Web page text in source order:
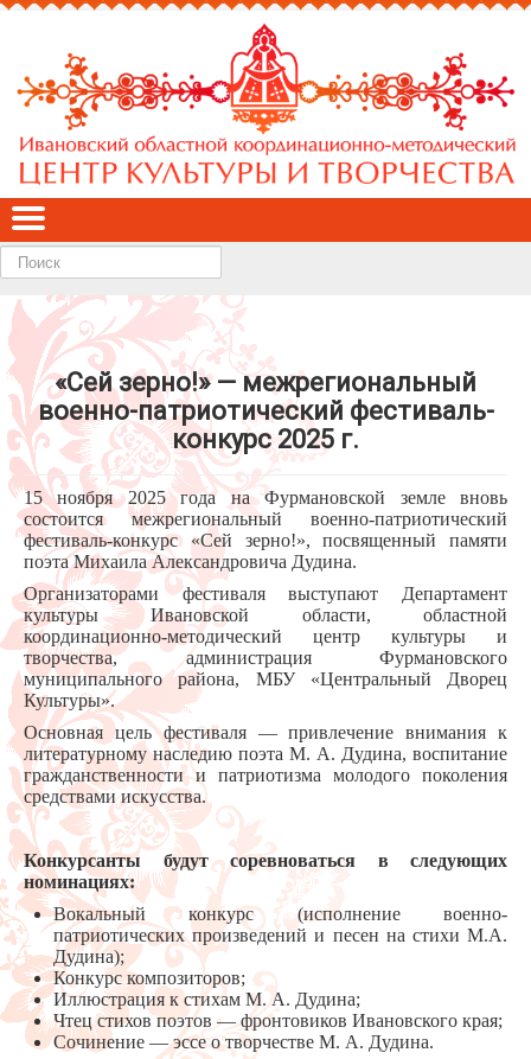
Найти
«Сей зерно!» — межрегиональный
военно-патриотический фестиваль-
конкурс 2025 г.
15 ноября 2025 года на Фурмановской земле вновь
состоится межрегиональный военно-патриотический
фестиваль-конкурс «Сей зерно!», посвященный памяти
поэта Михаила Александровича Дудина.
Организаторами фестиваля выступают Департамент
культуры Ивановской области, областной
координационно-методический центр культуры и
творчества, администрация Фурмановского
муниципального района, МБУ «Центральный Дворец
Культуры».
Основная цель фестиваля — привлечение внимания к
литературному наследию поэта М. А. Дудина, воспитание
гражданственности и патриотизма молодого поколения
средствами искусства.
Конкурсанты будут соревноваться в следующих
номинациях:
Вокальный конкурс (исполнение военно-
патриотических произведений и песен на стихи М.А.
Дудина);
Конкурс композиторов;
Иллюстрация к стихам М. А. Дудина;
Чтец стихов поэтов — фронтовиков Ивановского края;
Сочинение — эссе о творчестве М. А. Дудина.